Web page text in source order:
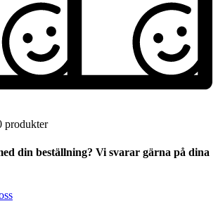
produkter
din beställning? Vi svarar gärna på dina